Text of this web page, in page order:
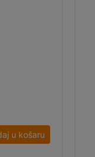
u košaru